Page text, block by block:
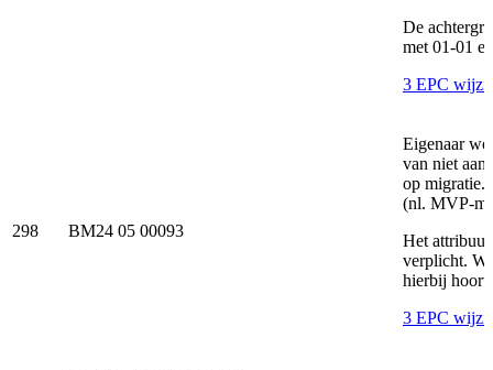
De
met 01-01
3 EPC
298 BM24 05 00093
Eigenaar
van niet
op migratie.
(nl. MVP-
Het
verplicht.
hierbij
3 EPC